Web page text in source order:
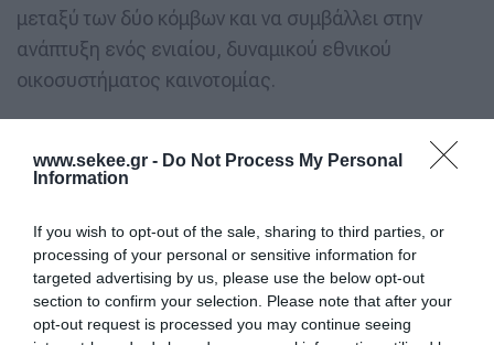
www.sekee.gr - Do Not Process My Personal
Information
If you wish to opt-out of the sale, sharing to third parties, or
processing of your personal or sensitive information for
targeted advertising by us, please use the below opt-out
section to confirm your selection. Please note that after your
opt-out request is processed you may continue seeing
μεταξύ των δύο κόμβων και να συμβάλλει στην
ανάπτυξη ενός ενιαίου, δυναμικού εθνικού
οικοσυστήματος καινοτομίας.
Τον ΣΕΚΕΕ εκπροσώπησαν ο Πρόεδρός του, Μάνος
Μακρομάλλης, και ο Αντιπρόεδρός του, Γιώργος
εργασίες του Forum.
Ο Πρόεδρος του